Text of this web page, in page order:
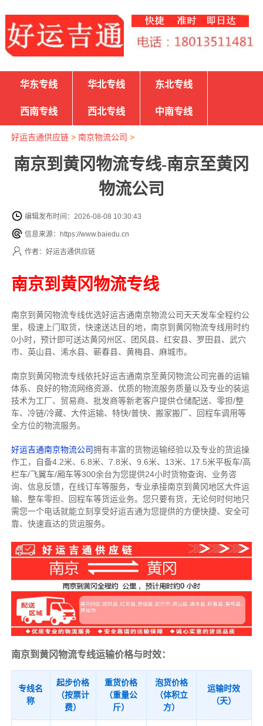
华东专线 华北专线 东北专线
西南专线 西北专线 中南专线
好运吉通供应链> 南京物流公司 >
南京到黄冈物流专线-南京至黄冈
物流公司
编辑发布时间：2026-08-08 10:30:43
信息来源：https://www.baiedu.cn
作者：好运吉通供应链
南京到黄冈物流专线
南京到黄冈物流专线优选好运吉通南京物流公司天天发车全程约公
里， 极速上门取货，快速送达目的地，南京到黄冈物流专线用时约
0小时，预计即可送达黄冈州区、团风县、红安县、罗田县、武穴
市、英山县、浠水县、蕲春县、黄梅县、麻城市。
南京到黄冈物流专线依托好运吉通南京至黄冈物流公司完善的运输
体系、良好的物流网络资源、优质的物流服务质量以及专业的装运
技术为工厂、贸易商、批发商等新老客户提供仓储配送、零担/整
车、冷链/冷藏、大件运输、特快/普快、搬家搬厂、回程车调用等
全方位的物流服务。
好运吉通南京物流公司拥有丰富的货物运输经验以及专业的货运操
作工，自备4.2米、6.8米、7.8米、9.6米、13米、17.5米平板车/高
栏车/飞翼车/厢车等300余台为您提供24小时货物查询、业务咨
询、信息反馈，在线订车等服务， 专业承接南京到黄冈地区大件运
输、整车零担、回程车等货运业务。 您只要有货，无论何时何地只
需您一个电话就能立刻享受好运吉通为您提供的方便快捷、安全可
靠、快速直达的货运服务。
南京到黄冈物流专线运输价格与时效：
专线名
称
起步价格
（按票计
费）
重货价格
（重量公
斤）
泡货价格
（体积立
方）
运输时效
（天）